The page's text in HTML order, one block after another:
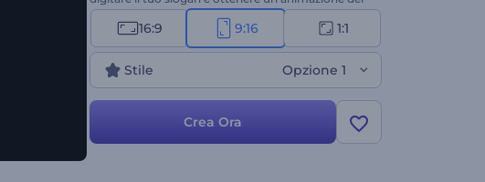
logo professionale. Perfetta per promozioni di
brand, presentazioni aziendali, introduzioni di nuovi
canali, promozioni di prodotti e molto altro.
Provala subito!
16:9 9:16 1:1
Stile Opzione 1
Crea Ora